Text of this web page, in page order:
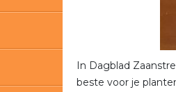
In Dagblad
beste voor je